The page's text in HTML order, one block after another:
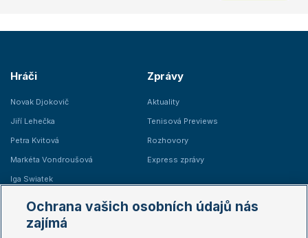
Hráči
Novak Djokovič
Jiří Lehečka
Petra Kvitová
Markéta Vondroušová
Iga Swiatek
Zprávy
Aktuality
Tenisová Previews
Rozhovory
Express zprávy
Žebříčky
Ochrana vašich osobních údajů nás
zajímá